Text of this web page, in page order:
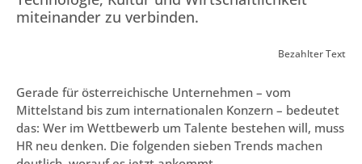
miteinander zu verbinden.
Bezahlter Text
Gerade für österreichische Unternehmen – vom
Mittelstand bis zum internationalen Konzern – bedeutet
das: Wer im Wettbewerb um Talente bestehen will, muss
HR neu denken. Die folgenden sieben Trends machen